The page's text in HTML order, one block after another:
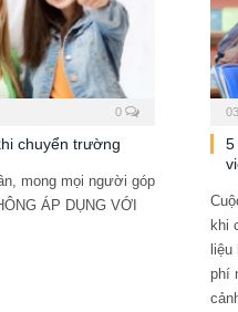
0
chuyển trường
mong mọi người góp
ÁP DỤNG VỚI
5
khi
liệu
phí